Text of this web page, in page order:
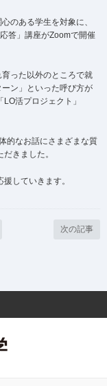
のある学生を対象に、
答」講座がZoomで開催
った以外のところで就
ン」といった呼び方が
活プロジェクト」
的なお話にさまざまな質
きました。
していきます。
次の記事